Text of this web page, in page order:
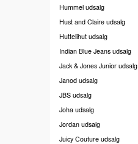
Hummel udsalg
Hust and Claire udsalg
Huttelihut udsalg
Indian Blue Jeans udsalg
Jack & Jones Junior udsalg
Janod udsalg
JBS udsalg
Joha udsalg
Jordan udsalg
Juicy Couture udsalg